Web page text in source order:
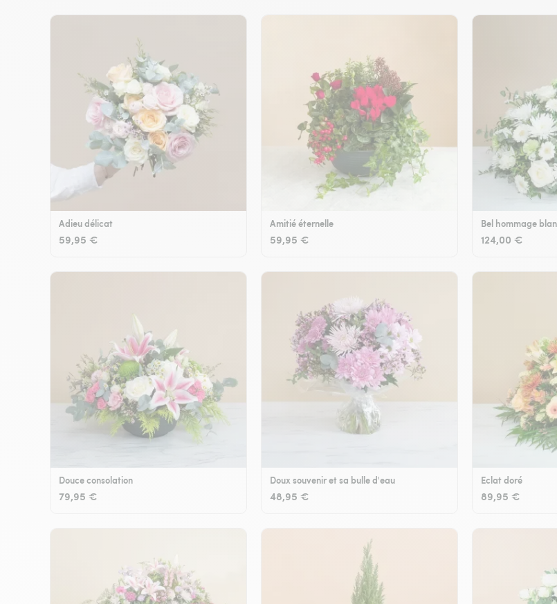
Adieu délicat
59,95 €
Amitié éternelle
59,95 €
Bel hommage
124,00 €
Douce consolation
79,95 €
Doux souvenir et sa bulle d'eau
48,95 €
Eclat doré
89,95 €